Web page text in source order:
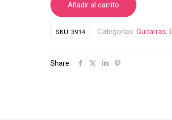
Añadir al carrito
SKU: 3914 Categorías: Guitarras,
Share